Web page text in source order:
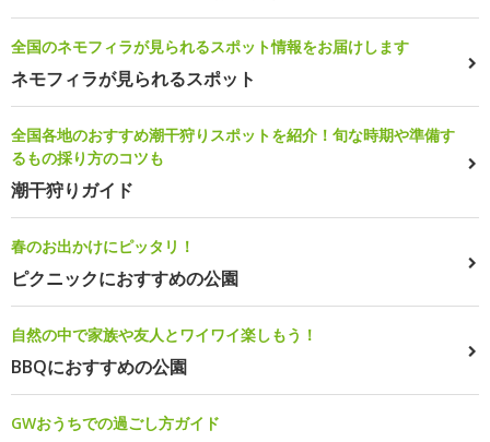
全国のネモフィラが見られるスポット情報をお届けします
ネモフィラが見られるスポット
全国各地のおすすめ潮干狩りスポットを紹介！旬な時期や準備す
るもの採り方のコツも
潮干狩りガイド
春のお出かけにピッタリ！
ピクニックにおすすめの公園
自然の中で家族や友人とワイワイ楽しもう！
BBQにおすすめの公園
GWおうちでの過ごし方ガイド